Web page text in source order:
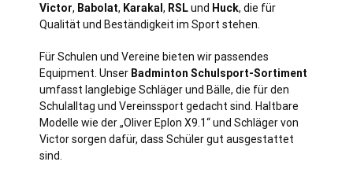
Victor, Babolat, Karakal , RSLund Huck, die für
Qualität und Beständigkeit im Sport stehen.
Für Schulen und Vereine bieten wir passendes
Equipment. Unser Badminton Schulsport-Sortiment
umfasst langlebige Schläger und Bälle, die für den
Schulalltag und Vereinssport gedacht sind. Haltbare
Modelle wie der „Oliver Eplon X9.1“ und Schläger von
Victor sorgen dafür, dass Schüler gut ausgestattet
sind.